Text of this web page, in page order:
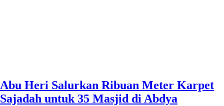
Abu Heri Salurkan Ribuan Meter Karpet
Sajadah untuk 35 Masjid di Abdya